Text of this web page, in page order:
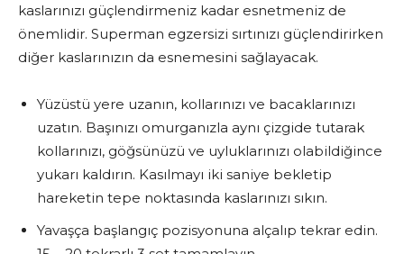
kaslarınızı güçlendirmeniz kadar esnetmeniz de
önemlidir. Superman egzersizi sırtınızı güçlendirirken
diğer kaslarınızın da esnemesini sağlayacak.
Yüzüstü yere uzanın, kollarınızı ve bacaklarınızı
uzatın. Başınızı omurganızla aynı çizgide tutarak
kollarınızı, göğsünüzü ve uyluklarınızı olabildiğince
yukarı kaldırın. Kasılmayı iki saniye bekletip
hareketin tepe noktasında kaslarınızı sıkın.
Yavaşça başlangıç pozisyonuna alçalıp tekrar edin.